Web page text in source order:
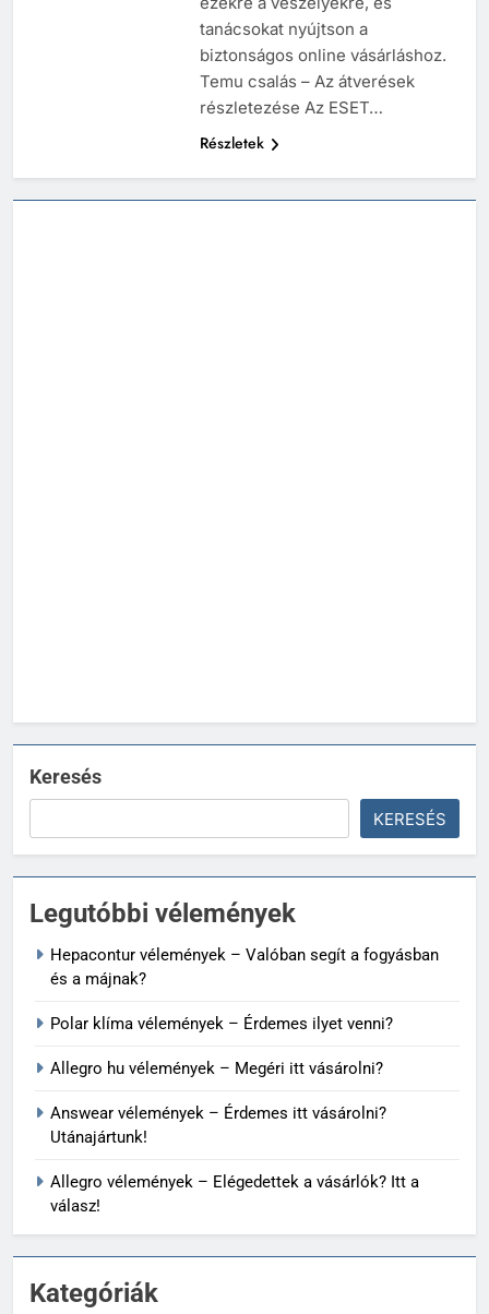
tanácsokat nyújtson a
biztonságos online vásárláshoz.
Temu csalás – Az átverések
részletezése Az ESET…
Részletek
Keresés
KERESÉS
Legutóbbi vélemények
Hepacontur vélemények – Valóban segít a fogyásban
és a májnak?
Polar klíma vélemények – Érdemes ilyet venni?
Allegro hu vélemények – Megéri itt vásárolni?
Answear vélemények – Érdemes itt vásárolni?
Utánajártunk!
Allegro vélemények – Elégedettek a vásárlók? Itt a
válasz!
Kategóriák